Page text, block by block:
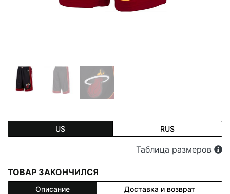
US RUS
Таблица размеров
ТОВАР ЗАКОНЧИЛСЯ
Описание Доставка и возврат